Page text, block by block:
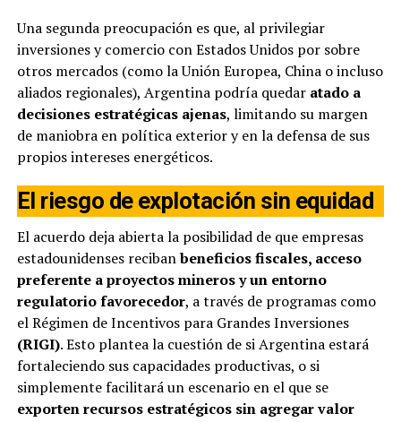
Una segunda preocupación es que, al privilegiar
inversiones y comercio con Estados Unidos por sobre
otros mercados (como la Unión Europea, China o incluso
aliados regionales), Argentina podría quedar atado a
decisiones estratégicas ajenas, limitando su margen
de maniobra en política exterior y en la defensa de sus
propios intereses energéticos.
El riesgo de explotación sin equidad
El acuerdo deja abierta la posibilidad de que empresas
estadounidenses recibanbeneficios fiscales, acceso
preferente a proyectos mineros y un entorno
regulatorio favorecedor, a través de programas como
el Régimen de Incentivos para Grandes Inversiones
(RIGI). Esto plantea la cuestión de si Argentina estará
fortaleciendo sus capacidades productivas, o si
simplemente facilitará un escenario en el que se
exporten recursos estratégicos sin agregar valor